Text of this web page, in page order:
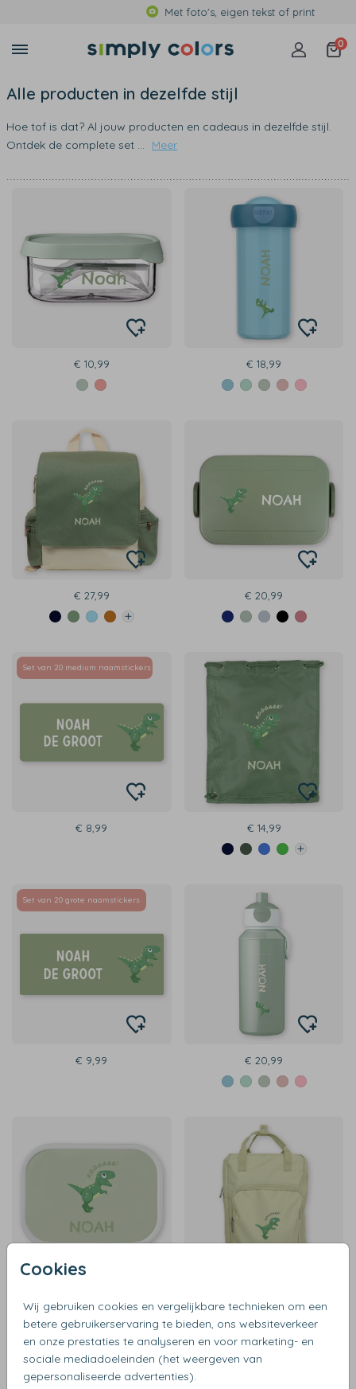
Met foto's, eigen tekst of print
0
Cookies
Wij gebruiken cookies en vergelijkbare technieken om een
betere gebruikerservaring te bieden, ons websiteverkeer
en onze prestaties te analyseren en voor marketing- en
sociale mediadoeleinden (het weergeven van
gepersonaliseerde advertenties).
Alle producten in dezelfde stijl
Hoe tof is dat? Al jouw producten en cadeaus in dezelfde stijl.
Ontdek de complete set ... Meer
€ 10,99 € 18,99
€ 27,99 € 20,99
Set van 20 medium naamstickers
€ 8,99 € 14,99
Set van 20 grote naamstickers
€ 9,99 € 20,99